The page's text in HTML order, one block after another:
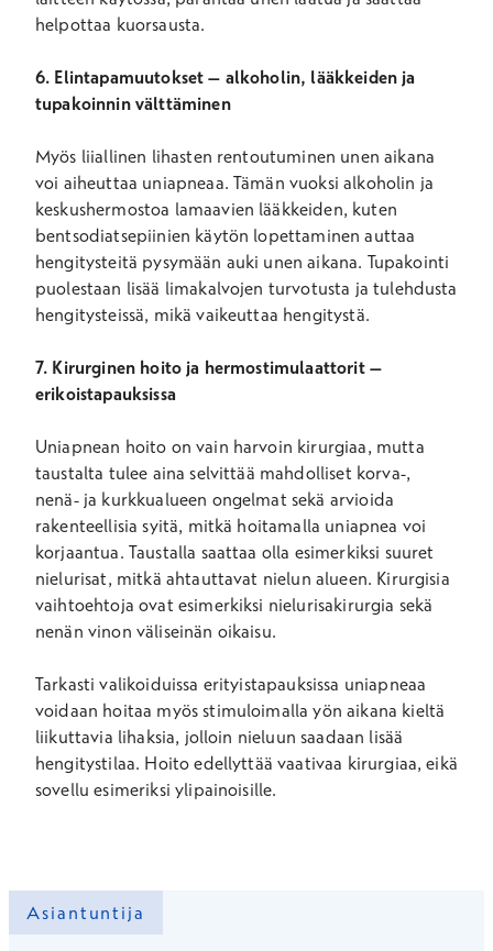
helpottaa kuorsausta.
6. Elintapamuutokset – alkoholin, lääkkeiden ja
tupakoinnin välttäminen
Myös liiallinen lihasten rentoutuminen unen aikana
voi aiheuttaa uniapneaa. Tämän vuoksi alkoholin ja
keskushermostoa lamaavien lääkkeiden, kuten
bentsodiatsepiinien käytön lopettaminen auttaa
hengitysteitä pysymään auki unen aikana. Tupakointi
puolestaan lisää limakalvojen turvotusta ja tulehdusta
hengitysteissä, mikä vaikeuttaa hengitystä.
7. Kirurginen hoito ja hermostimulaattorit –
erikoistapauksissa
Uniapnean hoito on vain harvoin kirurgiaa, mutta
taustalta tulee aina selvittää mahdolliset korva-,
nenä- ja kurkkualueen ongelmat sekä arvioida
rakenteellisia syitä, mitkä hoitamalla uniapnea voi
korjaantua. Taustalla saattaa olla esimerkiksi suuret
nielurisat, mitkä ahtauttavat nielun alueen. Kirurgisia
vaihtoehtoja ovat esimerkiksi nielurisakirurgia sekä
nenän vinon väliseinän oikaisu.
Tarkasti valikoiduissa erityistapauksissa uniapneaa
voidaan hoitaa myös stimuloimalla yön aikana kieltä
liikuttavia lihaksia, jolloin nieluun saadaan lisää
hengitystilaa. Hoito edellyttää vaativaa kirurgiaa, eikä
sovellu esimeriksi ylipainoisille.
Asiantuntija